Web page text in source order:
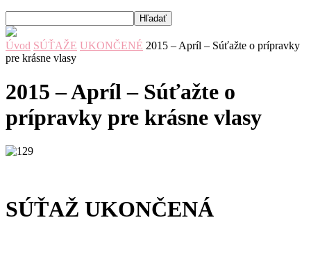
Úvod SÚŤAŽE UKONČENÉ 2015 – Apríl – Súťažte o prípravky
pre krásne vlasy
2015 – Apríl – Súťažte o
prípravky pre krásne vlasy
SÚŤAŽ UKONČENÁ